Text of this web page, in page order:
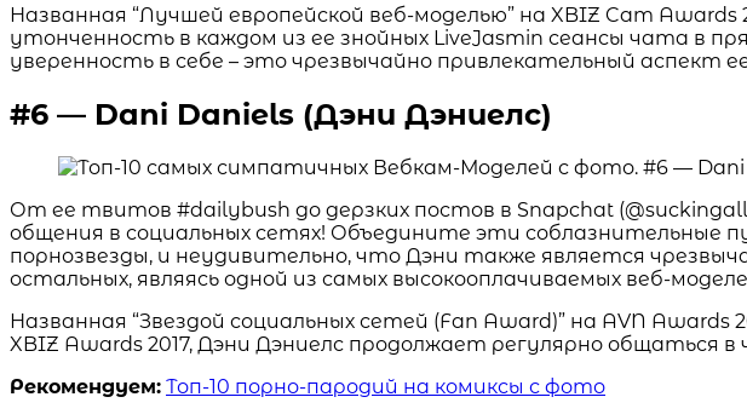
Названная “Лучшей европейской веб-моделью” на XBIZ Cam
утонченность в каждом из ее знойных LiveJasmin сеансы чата в
уверенность в себе – это чрезвычайно привлекательный аспект
#6 — Dani Daniels (Дэни Дэниелс)
От ее твитов #dailybush до дерзких постов в Snapchat
общения в социальных сетях! Объедините эти соблазнительные
порнозвезды, и неудивительно, что Дэни также является
остальных, являясь одной из самых высокооплачиваемых веб-
Названная “Звездой социальных сетей (Fan Award)” на AVN Awards
XBIZ Awards 2017, Дэни Дэниелс продолжает регулярно общаться
Рекомендуем: Топ-10 порно-пародий на комиксы с фото